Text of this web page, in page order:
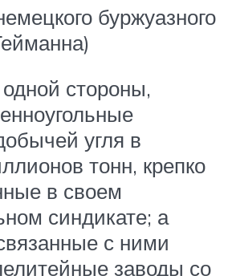
буржуазного
стороны,
угля в
тонн, крепко
в своем
синдикате; а
с ними
заводы со